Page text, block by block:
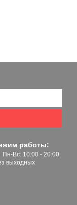
работы:
Пн-Вс: 10:00 - 20:00
выходных